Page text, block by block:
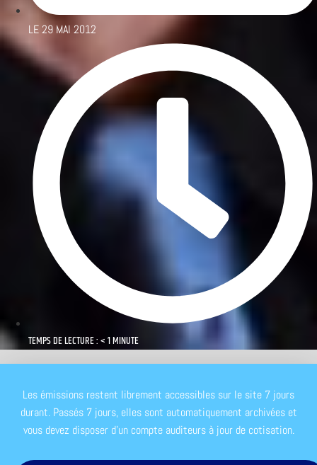
LE29 MAI 2012
TEMPS DE LECTURE : < 1 MINUTE
Les émissions restent librement accessibles sur le site 7 jours
durant. Passés 7 jours, elles sont automatiquement archivées et
vous devez disposer d'un compte auditeurs à jour de cotisation.